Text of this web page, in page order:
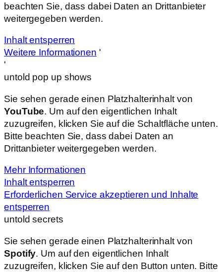
beachten Sie, dass dabei Daten an Drittanbieter
weitergegeben werden.
Inhalt entsperren
Weitere Informationen '
'
untold pop up shows
Sie sehen gerade einen Platzhalterinhalt von
YouTube. Um auf den eigentlichen Inhalt
zuzugreifen, klicken Sie auf die Schaltfläche unten.
Bitte beachten Sie, dass dabei Daten an
Drittanbieter weitergegeben werden.
Mehr Informationen
Inhalt entsperren
Erforderlichen Service akzeptieren und Inhalte
entsperren
untold secrets
Sie sehen gerade einen Platzhalterinhalt von
Spotify. Um auf den eigentlichen Inhalt
zuzugreifen, klicken Sie auf den Button unten. Bitte